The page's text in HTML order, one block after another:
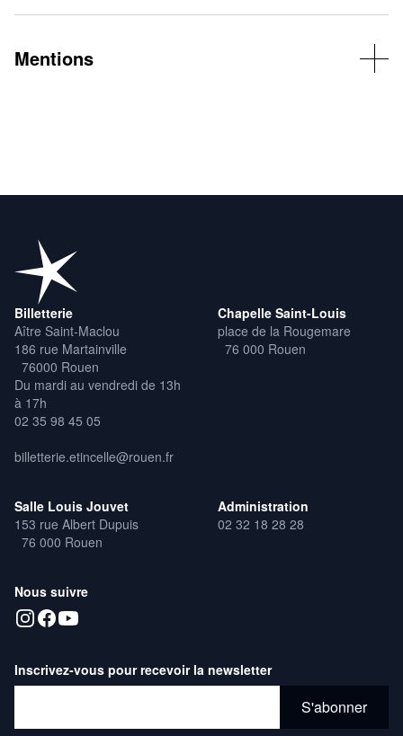
Isnard : guitare, voix
Mentions
Billetterie
Aître Saint-Maclou
186 rue Martainville
76000 Rouen
Du mardi au vendredi de 13h
à 17h
02 35 98 45 05
billetterie.etincelle@rouen.fr
Chapelle Saint-Louis
place de la Rougemare
76 000 Rouen
Salle Louis Jouvet
153 rue Albert Dupuis
76 000 Rouen
Administration
02 32 18 28 28
Nous suivre
Inscrivez-vous pour recevoir la newsletter